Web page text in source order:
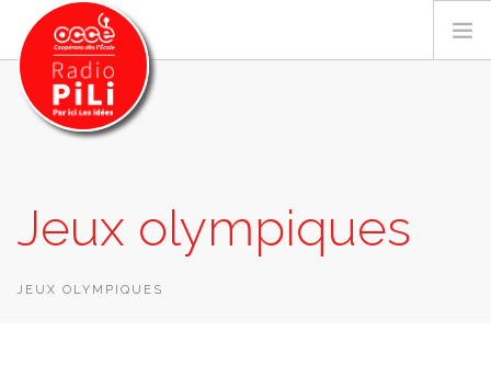
GRILLE DES PROGRAMMES
EMISSIONS / PODCASTS
Jeux olympiques
JEUX OLYMPIQUES